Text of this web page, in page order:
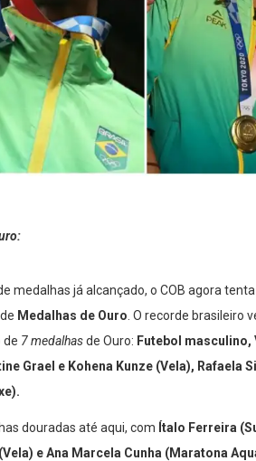
medalhas já alcançado, o COB agora
Medalhas de Ouro . O recorde brasileiro
de 7 medalhasde Ouro: Futebol
Grael e Kohena Kunze (Vela), Rafaela
douradas até aqui, com Ítalo Ferreira
e Ana Marcela Cunha (Maratona